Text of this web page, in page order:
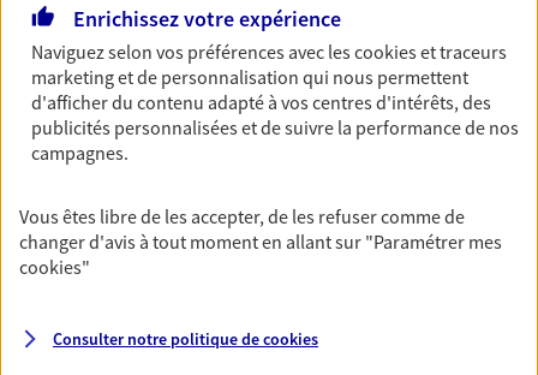
assurance multirisque entreprise. Un contrat
unique pour protéger vos locaux, matériels pro,
équipements et stocks… sans oublier votre
responsabilité civile.
Découvrir l'offre Multirisque Entreprise
Enrichissez votre expérience
Naviguez selon vos préférences avec lescookies et traceurs
marketing et de personnalisation qui nous permettent
d'afficher du contenu adapté à vos centres d'intérêts, des
publicités personnalisées et de suivre la performance de nos
campagnes.
Vous êtes libre de les accepter, de les refuser comme de
changer d'avis à tout moment en allant sur "Paramétrer mes
cookies"
Consulter notre politique decookies